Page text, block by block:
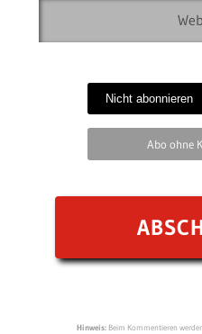
Abo ohne
Hinweis:Beim Kommentieren